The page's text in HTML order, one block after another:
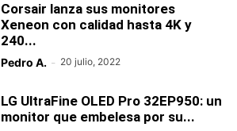
Corsair lanza sus monitores
Xeneon con calidad hasta 4K y
240...
Pedro A. - 20 julio, 2022
LG UltraFine OLED Pro 32EP950: un
monitor que embelesa por su...